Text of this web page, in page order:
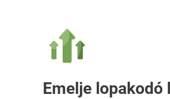
Emelje lopakodó